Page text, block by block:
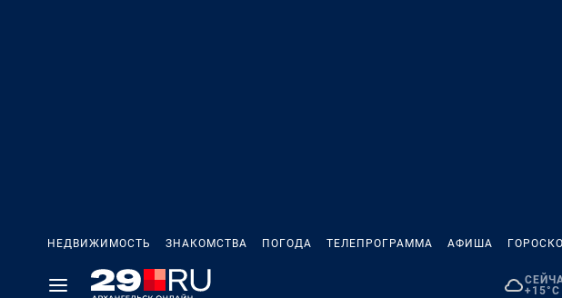
НЕДВИЖИМОСТЬ ЗНАКОМСТВА ПОГОДА ТЕЛЕПРОГРАММА АФИША
+15°C